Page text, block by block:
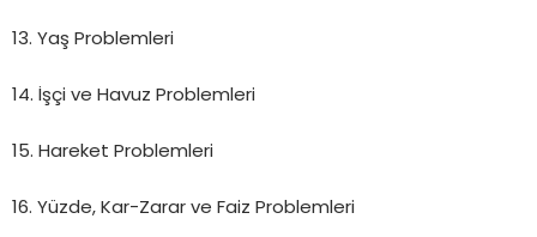
13. Yaş Problemleri
14. İşçi ve Havuz Problemleri
15. Hareket Problemleri
16. Yüzde, Kar-Zarar ve Faiz Problemleri